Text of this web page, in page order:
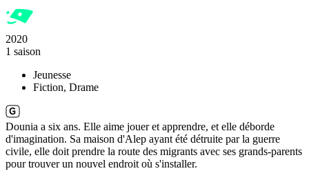
2020
1 saison
Jeunesse
Fiction, Drame
Dounia a six ans. Elle aime jouer et apprendre, et elle déborde
d'imagination. Sa maison d'Alep ayant été détruite par la guerre
civile, elle doit prendre la route des migrants avec ses grands-parents
pour trouver un nouvel endroit où s'installer.